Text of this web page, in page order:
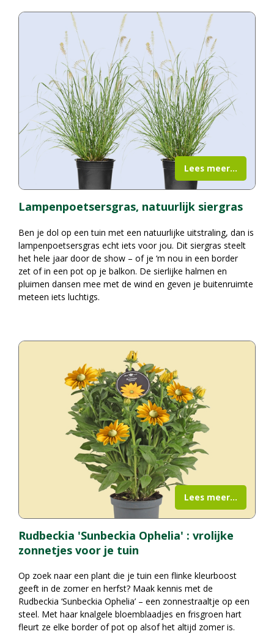
Lampenpoetsersgras, natuurlijk siergras
Ben je dol op een tuin met een natuurlijke uitstraling, dan is
lampenpoetsersgras echt iets voor jou. Dit siergras steelt
het hele jaar door de show – of je ‘m nou in een border
zet of in een pot op je balkon. De sierlijke halmen en
pluimen dansen mee met de wind en geven je buitenruimte
meteen iets luchtigs.
Lees meer...
Rudbeckia 'Sunbeckia Ophelia' : vrolijke
zonnetjes voor je tuin
Op zoek naar een plant die je tuin een flinke kleurboost
geeft in de zomer en herfst? Maak kennis met de
Rudbeckia ‘Sunbeckia Ophelia’ – een zonnestraaltje op een
steel. Met haar knalgele bloemblaadjes en frisgroen hart
fleurt ze elke border of pot op alsof het altijd zomer is.
Lees meer...